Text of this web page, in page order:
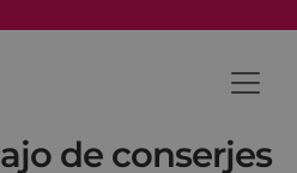
de conserjes